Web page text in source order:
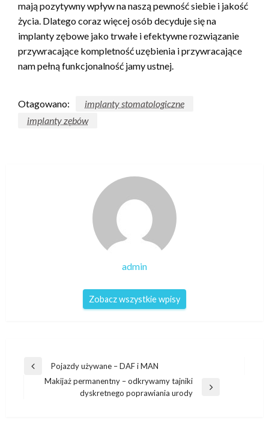
mają pozytywny wpływ na naszą pewność siebie i jakość
życia. Dlatego coraz więcej osób decyduje się na
implanty zębowe jako trwałe i efektywne rozwiązanie
przywracające kompletność uzębienia i przywracające
nam pełną funkcjonalność jamy ustnej.
Otagowano:
implanty stomatologiczne
implanty zębów
admin
Zobacz wszystkie wpisy
Nawigacja
wpisu
Poprzedni
Pojazdy używane – DAF i MAN
Makijaż permanentny – odkrywamy tajniki
dyskretnego poprawiania urody